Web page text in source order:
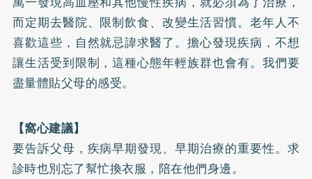
而定期去醫院、限制飲食、改變生活習慣。老年人不
喜歡這些，自然就忌諱求醫了。擔心發現疾病，不想
讓生活受到限制，這種心態年輕族群也會有。我們要
盡量體貼父母的感受。
【窩心建議】
要告訴父母，疾病早期發現、早期治療的重要性。求
診時也別忘了幫忙換衣服，陪在他們身邊。